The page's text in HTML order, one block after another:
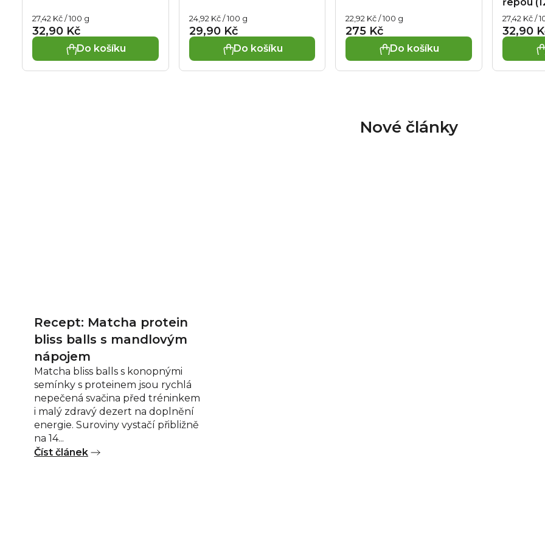
5,0
z
hvězdiček.
32,90 Kč
Měrná
cena:
27,42 Kč / 100 g
Do košíku
29,90 Kč
Měrná
cena:
24,92 Kč / 100 g
Do košíku
5,0
z
hvězdiček.
275 Kč
Měrná
cena:
22,92 Kč / 100 g
Do košíku
řepou
32,90
Měrná
cena:
27,42 Kč /
Nové články
Recept: Matcha protein
bliss balls s mandlovým
nápojem
Matcha bliss balls s konopnými
semínky s proteinem jsou rychlá
nepečená svačina před tréninkem
i malý zdravý dezert na doplnění
energie. Suroviny vystačí přibližně
na 14...
Číst článek